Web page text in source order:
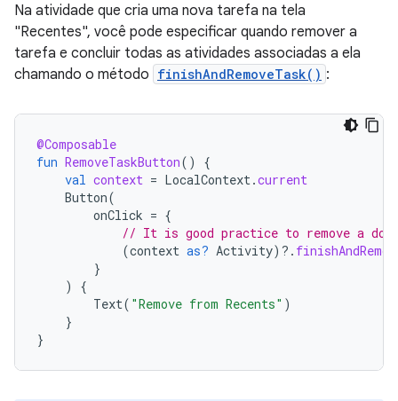
Na atividade que cria uma nova tarefa na tela
"Recentes", você pode especificar quando remover a
tarefa e concluir todas as atividades associadas a ela
chamando o método finishAndRemoveTask() :
@Composable
fun RemoveTaskButton()
{
val context = LocalContext .current
Button(
onClick = {
// It is good practice to remove a
(context as? Activity) ?.
}
)
{
Text( "Remove from Recents" )
}
}